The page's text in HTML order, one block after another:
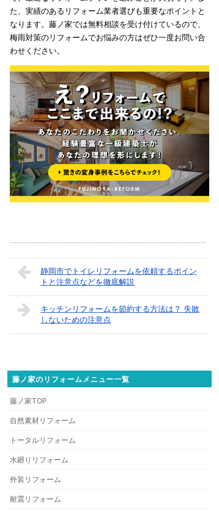
た、実績のあるリフォーム業者選びも重要なポイントと
なります。藤ノ家では無料相談を受け付けているので、
梅雨対策のリフォームでお悩みの方はぜひ一度お問い合
わせください。
静岡市でトイレリフォームを依頼するポイン
トと注意点などを徹底解説
キッチンリフォームを節約する方法は？ 失敗
しないための注意点
藤ノ家のリフォームメニュー一覧
藤ノ家TOP
自然素材リフォーム
トータルリフォーム
水廻りリフォーム
外装リフォーム
耐震リフォーム